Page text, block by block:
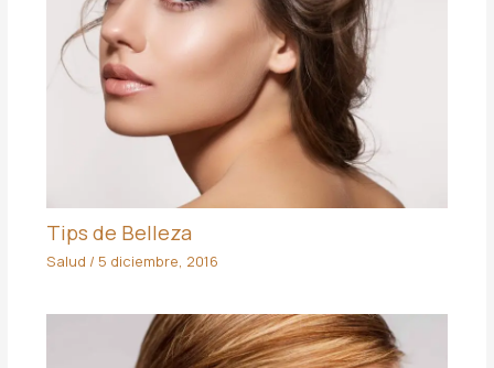
Tips de Belleza
Salud / 5 diciembre, 2016